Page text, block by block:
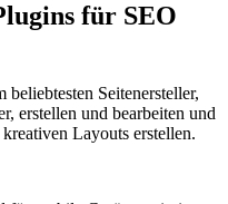
für SEO
beliebtesten Seitenersteller,
erstellen und bearbeiten und
Layouts erstellen.